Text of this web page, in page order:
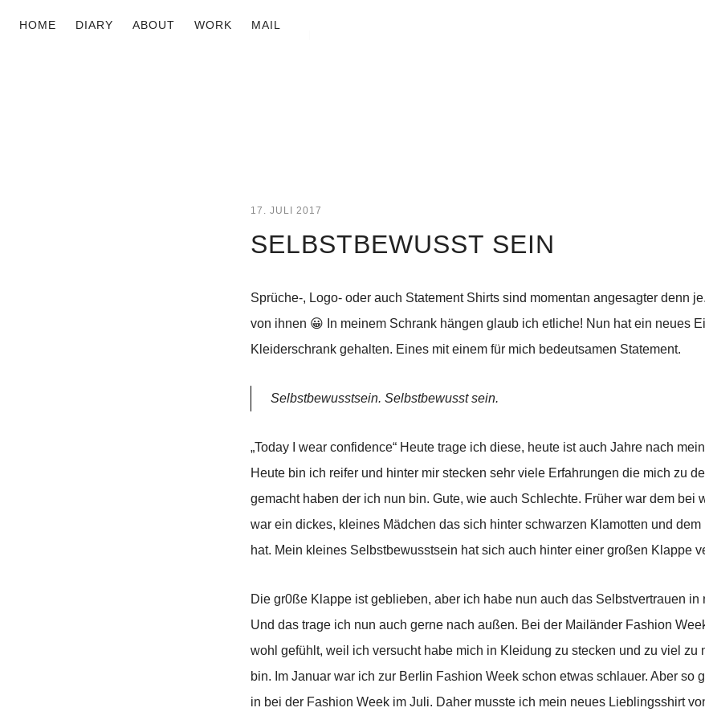
HOME DIARY ABOUT WORK MAIL
17. JULI 2017
SELBSTBEWUSST SEIN
Sprüche-, Logo- oder auch Statement Shirts sind momentan angesagter denn
von ihnen 😀 In meinem Schrank hängen glaub ich etliche! Nun hat ein neues
Kleiderschrank gehalten. Eines mit einem für mich bedeutsamen Statement.
Selbstbewusstsein. Selbstbewusst sein.
„Today I wear confidence“ Heute trage ich diese, heute ist auch Jahre nach
Heute bin ich reifer und hinter mir stecken sehr viele Erfahrungen die mich zu
gemacht haben der ich nun bin. Gute, wie auch Schlechte. Früher war dem bei
war ein dickes, kleines Mädchen das sich hinter schwarzen Klamotten und dem
hat. Mein kleines Selbstbewusstsein hat sich auch hinter einer großen Klappe
Die gr0ße Klappe ist geblieben, aber ich habe nun auch das Selbstvertrauen in
Und das trage ich nun auch gerne nach außen. Bei der Mailänder Fashion
wohl gefühlt, weil ich versucht habe mich in Kleidung zu stecken und zu viel zu
bin. Im Januar war ich zur Berlin Fashion Week schon etwas schlauer. Aber so
in bei der Fashion Week im Juli. Daher musste ich mein neues Lieblingsshirt